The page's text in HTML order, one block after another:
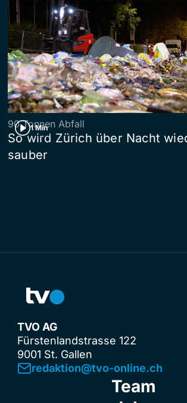
1 Min
90 Tonnen Abfall
So wird Zürich über Nacht
sauber
TVO AG
Fürstenlandstrasse 122
9001 St. Gallen
redaktion@tvo-online.ch
Team